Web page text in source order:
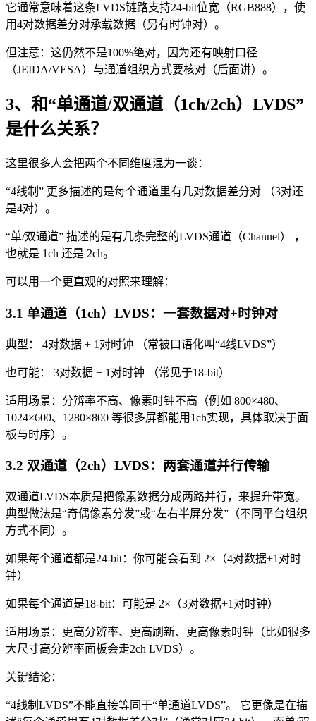
它通常意味着这条LVDS链路支持24-bit位宽（RGB888），使
用4对数据差分对承载数据（另有时钟对）。
但注意：这仍然不是100%绝对，因为还有映射口径
（JEIDA/VESA）与通道组织方式要核对（后面讲）。
3、和“单通道/双通道（1ch/2ch）LVDS”
是什么关系？
这里很多人会把两个不同维度混为一谈：
“4线制” 更多描述的是每个通道里有几对数据差分对 （3对还
是4对）。
“单/双通道” 描述的是有几条完整的LVDS通道（Channel） ，
也就是 1ch 还是 2ch。
可以用一个更直观的对照来理解：
3.1 单通道（1ch）LVDS：一套数据对+时钟对
典型： 4对数据 + 1对时钟 （常被口语化叫“4线LVDS”）
也可能： 3对数据 + 1对时钟 （常见于18-bit）
适用场景：分辨率不高、像素时钟不高（例如 800×480、
1024×600、1280×800 等很多屏都能用1ch实现，具体取决于面
板与时序）。
3.2 双通道（2ch）LVDS：两套通道并行传输
双通道LVDS本质是把像素数据分成两路并行，来提升带宽。
典型做法是“奇偶像素分发”或“左右半屏分发”（不同平台组织
方式不同）。
如果每个通道都是24-bit：你可能会看到 2×（4对数据+1对时
钟）
如果每个通道是18-bit：可能是 2×（3对数据+1对时钟）
适用场景：更高分辨率、更高刷新、更高像素时钟（比如很多
大尺寸高分辨率面板会走2ch LVDS）。
关键结论：
“4线制LVDS”不能直接等同于“单通道LVDS”。 它更像是在描